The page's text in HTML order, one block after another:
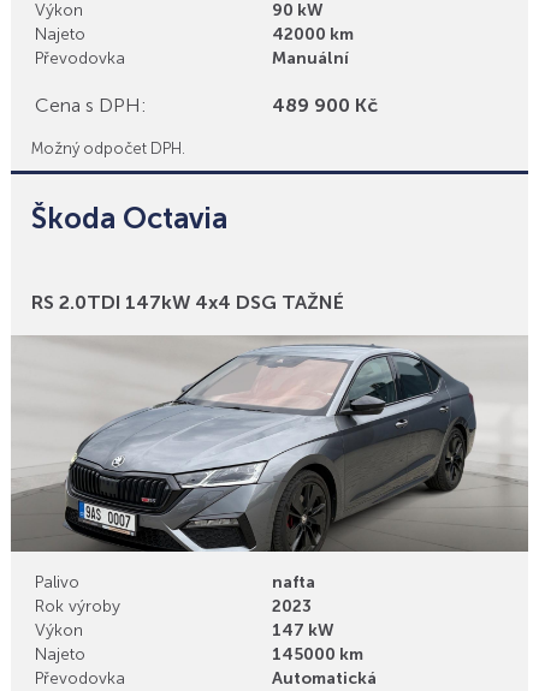
Výkon
90 kW
Najeto
42000 km
Převodovka
Manuální
Cena s DPH: 489 900 Kč
Možný odpočet DPH.
Škoda Octavia
Bonusy
RS 2.0TDI 147kW 4x4 DSG TAŽNÉ
Palivo
nafta
Rok výroby
2023
Výkon
147 kW
Najeto
145000 km
Převodovka
Automatická